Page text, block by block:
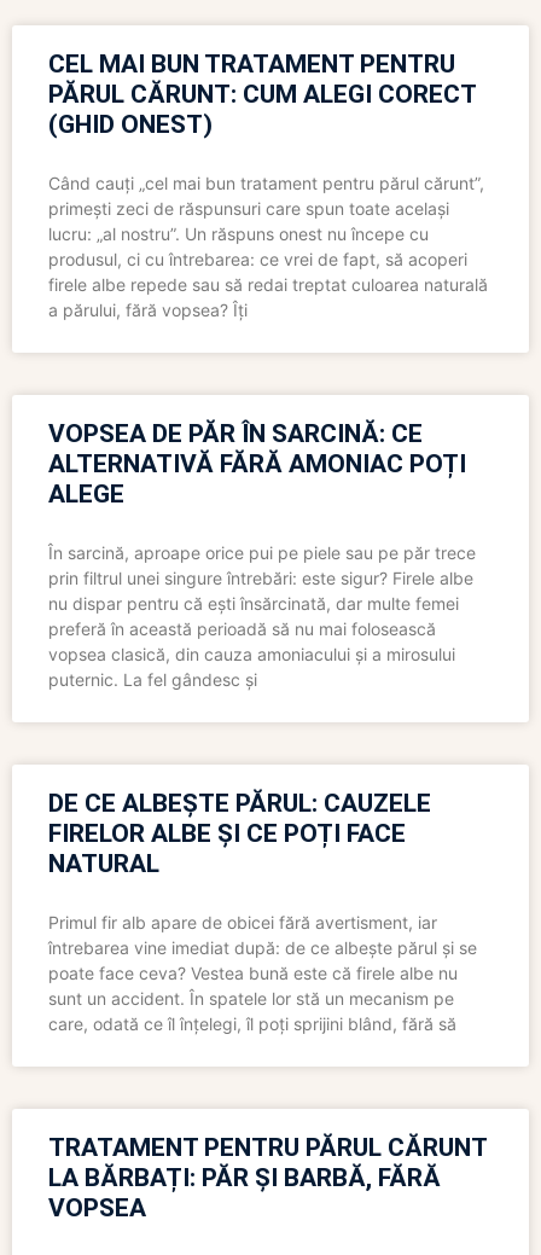
CEL MAI BUN TRATAMENT PENTRU
PĂRUL CĂRUNT: CUM ALEGI CORECT
(GHID ONEST)
Când cauți „cel mai bun tratament pentru părul cărunt”,
primești zeci de răspunsuri care spun toate același
lucru: „al nostru”. Un răspuns onest nu începe cu
produsul, ci cu întrebarea: ce vrei de fapt, să acoperi
firele albe repede sau să redai treptat culoarea naturală
a părului, fără vopsea? Îți
VOPSEA DE PĂR ÎN SARCINĂ: CE
ALTERNATIVĂ FĂRĂ AMONIAC POȚI
ALEGE
În sarcină, aproape orice pui pe piele sau pe păr trece
prin filtrul unei singure întrebări: este sigur? Firele albe
nu dispar pentru că ești însărcinată, dar multe femei
preferă în această perioadă să nu mai folosească
vopsea clasică, din cauza amoniacului și a mirosului
puternic. La fel gândesc și
DE CE ALBEȘTE PĂRUL: CAUZELE
FIRELOR ALBE ȘI CE POȚI FACE
NATURAL
Primul fir alb apare de obicei fără avertisment, iar
întrebarea vine imediat după: de ce albește părul și se
poate face ceva? Vestea bună este că firele albe nu
sunt un accident. În spatele lor stă un mecanism pe
care, odată ce îl înțelegi, îl poți sprijini blând, fără să
TRATAMENT PENTRU PĂRUL CĂRUNT
LA BĂRBAȚI: PĂR ȘI BARBĂ, FĂRĂ
VOPSEA